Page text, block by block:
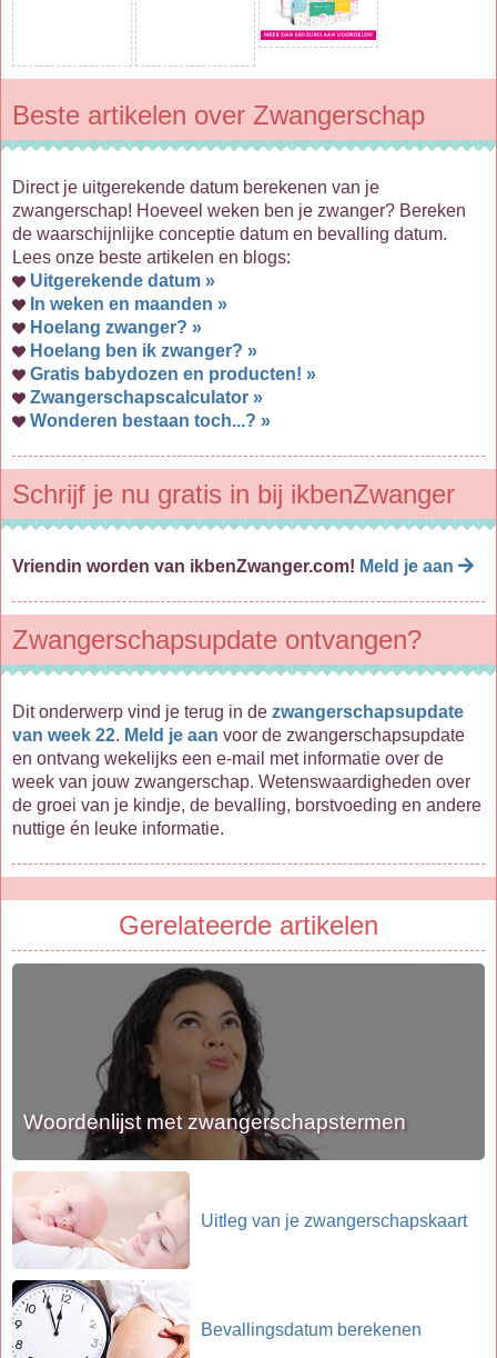
Beste artikelen over Zwangerschap
Direct je uitgerekende datum berekenen van je
zwangerschap! Hoeveel weken ben je zwanger? Bereken
de waarschijnlijke conceptie datum en bevalling datum.
Lees onze beste artikelen en blogs:
Uitgerekende datum »
In weken en maanden »
Hoelang zwanger? »
Hoelang ben ik zwanger? »
Gratis babydozen en producten! »
Zwangerschapscalculator »
Wonderen bestaan toch...? »
Schrijf je nu gratis in bij ikbenZwanger
Vriendin worden van ikbenZwanger.com! Meld je aan
Zwangerschapsupdate ontvangen?
Dit onderwerp vind je terug in de zwangerschapsupdate
van week 22. Meld je aan voor de zwangerschapsupdate
en ontvang wekelijks een e-mail met informatie over de
week van jouw zwangerschap. Wetenswaardigheden over
de groei van je kindje, de bevalling, borstvoeding en andere
nuttige én leuke informatie.
Gerelateerde artikelen
Woordenlijst met zwangerschapstermen
Uitleg van je zwangerschapskaart
Bevallingsdatum berekenen